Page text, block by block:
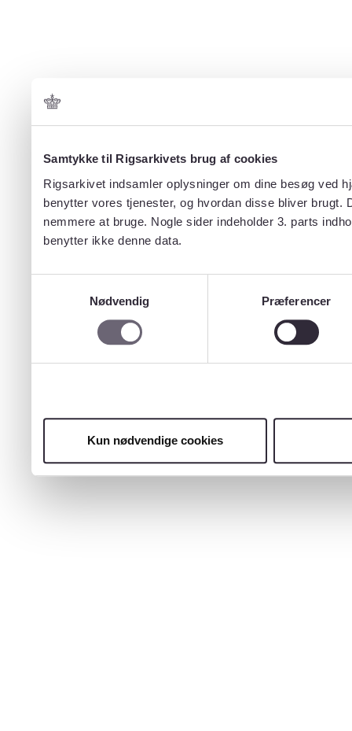
Samtykke til Rigsarkivets brug af cookies
Rigsarkivet indsamler oplysninger om dine besøg ved
benytter vores tjenester, og hvordan disse bliver
nemmere at bruge. Nogle sider indeholder 3. parts
benytter ikke denne data.
Nødvendig
Præferencer
Kun nødvendige cookies